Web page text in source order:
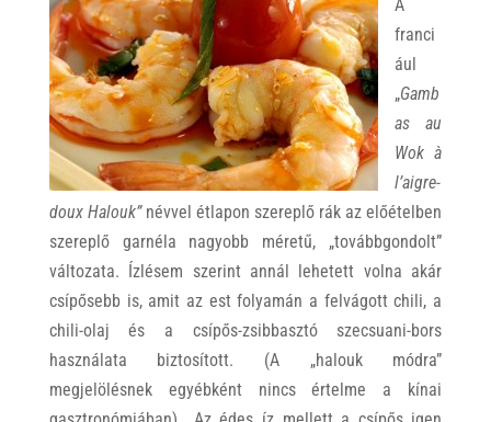
A
franci
ául
„Gamb
as au
Wok à
l’aigre-
doux Halouk”névvel étlapon szereplő rák az előételben
szereplő garnéla nagyobb méretű, „továbbgondolt”
változata. Ízlésem szerint annál lehetett volna akár
csípősebb is, amit az est folyamán a felvágott chili, a
chili-olaj és a csípős-zsibbasztó szecsuani-bors
használata biztosított. (A „halouk módra”
megjelölésnek egyébként nincs értelme a kínai